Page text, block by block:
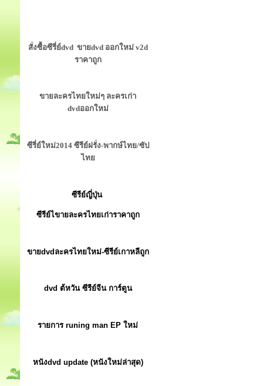
สั่งซื้อซีรี่ย์dvd ขายdvd ออกใหม่ v2d
ราคาถูก
ขายละครไทยใหม่ๆ ละครเก่า
dvdออกใหม่
ซีรี่ย์ใหม่2014 ซีรีย์ฝรั่ง-พากษ์ไทย/ซัป
ไทย
ซีรีย์ญี่ปุ่น
ซีรีย์ไขายละครไทยเก่าราคาถูก
ขายdvdละครไทยใหม่-ซีรีย์เกาหลีถูก
dvd ต้หวัน ซีรีย์จีน การ์ตูน
รายการ runing man EP ใหม่
หนังdvd update (หนังใหม่ล่าสุด)